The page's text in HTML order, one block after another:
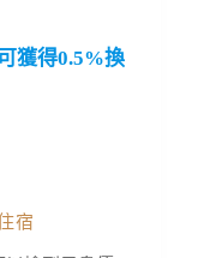
獲得0.5%換
宿